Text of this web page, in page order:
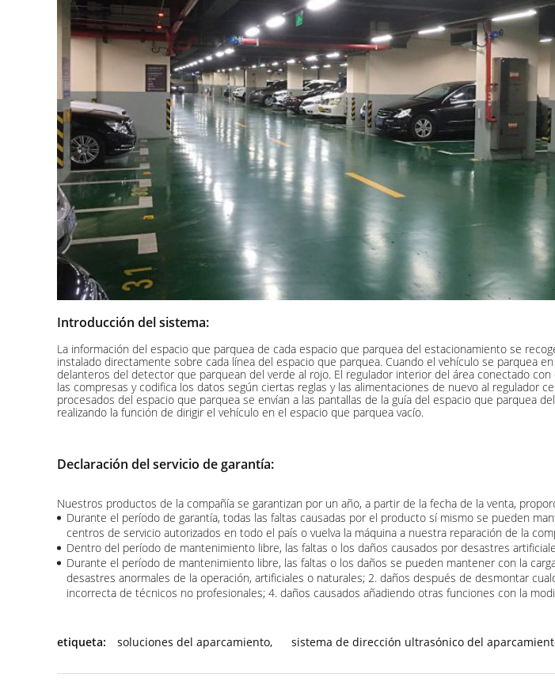
Introducción del sistema:
La información del espacio que parquea de cada espacio que parquea del estacionamiento se
instalado directamente sobre cada línea del espacio que parquea. Cuando el vehículo se parquea
delanteros del detector que parquean del verde al rojo. El regulador interior del área conectado
las compresas y codifica los datos según ciertas reglas y las alimentaciones de nuevo al regulador
procesados del espacio que parquea se envían a las pantallas de la guía del espacio que parquea
realizando la función de dirigir el vehículo en el espacio que parquea vacío.
Declaración del servicio de garantía:
Nuestros productos de la compañía se garantizan por un año, a partir de la fecha de la venta,
Durante el período de garantía, todas las faltas causadas por el producto sí mismo se pueden
centros de servicio autorizados en todo el país o vuelva la máquina a nuestra reparación de la
Dentro del período de mantenimiento libre, las faltas o los daños causados por desastres
Durante el período de mantenimiento libre, las faltas o los daños se pueden mantener con la
desastres anormales de la operación, artificiales o naturales; 2. daños después de desmontar
incorrecta de técnicos no profesionales; 4. daños causados añadiendo otras funciones con la
etiqueta: soluciones del aparcamiento, sistema de dirección ultrasónico del